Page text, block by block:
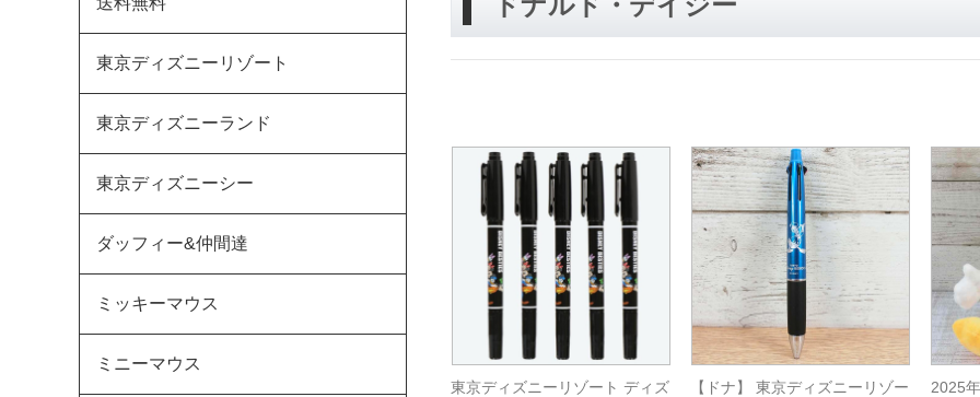
東京ディズニーリゾート ディズ
【ドナ】 東京ディズニーリゾー
2025
東京ディズニーリゾート
東京ディズニーランド
東京ディズニーシー
ダッフィー&仲間達
ミッキーマウス
ミニーマウス